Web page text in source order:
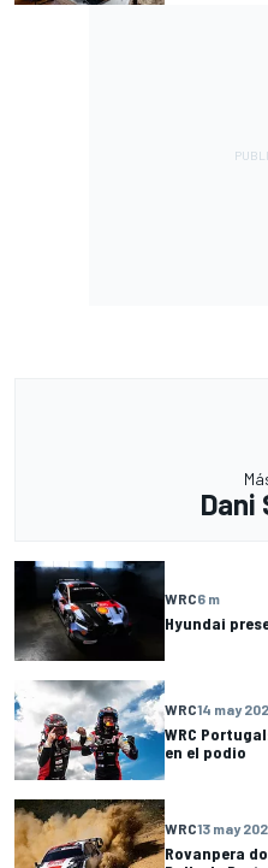
Dani
WRC6 m
Hyundai
WRC14 may
WRC
en el podio
WRC13 may
Rovanpera